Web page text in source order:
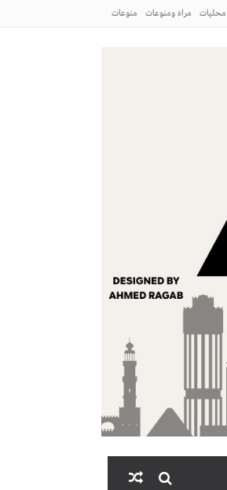
محليات مراه ومنوعات منوعات